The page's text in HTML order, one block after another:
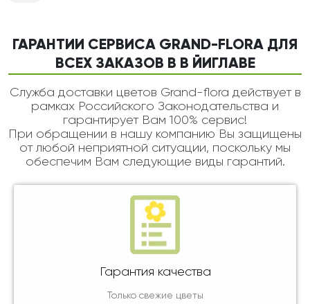
ГАРАНТИИ СЕРВИСА GRAND-FLORA ДЛЯ
ВСЕХ ЗАКАЗОВ В В ЙИГЛАВЕ
Служба доставки цветов Grand-flora действует в
рамках Российского Законодательства и
гарантирует Вам 100% сервис!
При обращении в нашу компанию Вы защищены
от любой неприятной ситуации, поскольку мы
обеспечим Вам следующие виды гарантий.
Гарантия качества
Только свежие цветы